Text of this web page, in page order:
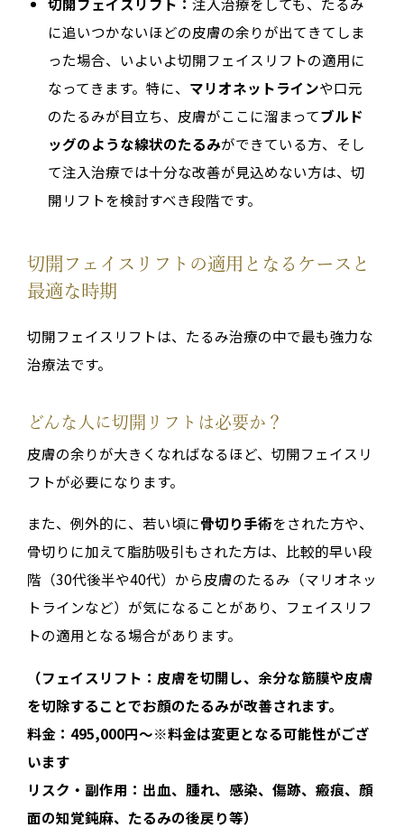
に追いつかないほどの皮膚の余りが出てきてしま
った場合、いよいよ切開フェイスリフトの適用に
なってきます。特に、 マリオネットラインや口元
のたるみが目立ち、皮膚がここに溜まってブルド
ッグのような線状のたるみができている方、そし
て注入治療では十分な改善が見込めない方は、切
開リフトを検討すべき段階です。
切開フェイスリフトの適用となるケースと
最適な時期
切開フェイスリフトは、たるみ治療の中で最も強力な
治療法です。
どんな人に切開リフトは必要か？
皮膚の余りが大きくなればなるほど、切開フェイスリ
フトが必要になります。
また、例外的に、若い頃に骨切り手術をされた方や、
骨切りに加えて脂肪吸引もされた方は、比較的早い段
階（30代後半や40代）から皮膚のたるみ（マリオネッ
トラインなど）が気になることがあり、フェイスリフ
トの適用となる場合があります。
（フェイスリフト：皮膚を切開し、余分な筋膜や皮膚
を切除することでお顔のたるみが改善されます。
料金：495,000円～※料金は変更となる可能性がござ
います
リスク・副作用：出血、腫れ、感染、傷跡、瘢痕、顔
面の知覚鈍麻、たるみの後戻り等）